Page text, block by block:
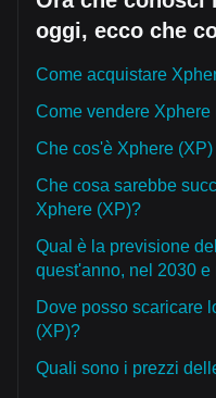
oggi, ecco che
Come acquistare
Come vendere Xphere
Che cos'è Xphere (XP)
Che cosa sarebbe
Xphere (XP)?
Qual è la previsione
quest'anno, nel 2030 e
Dove posso scaricare
(XP)?
Quali sono i prezzi